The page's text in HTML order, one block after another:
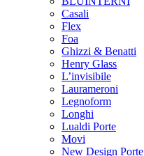
Casali
Flex
Foa
Ghizzi & Benatti
Henry Glass
L’invisibile
Laurameroni
Legnoform
Longhi
Lualdi Porte
Movi
New Design Porte